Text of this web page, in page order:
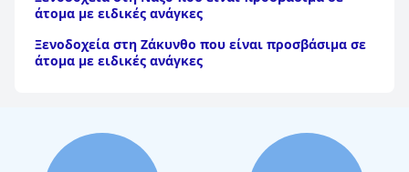
άτομα με ειδικές ανάγκες
Ξενοδοχεία στη Ζάκυνθο που είναι προσβάσιμα σε
άτομα με ειδικές ανάγκες